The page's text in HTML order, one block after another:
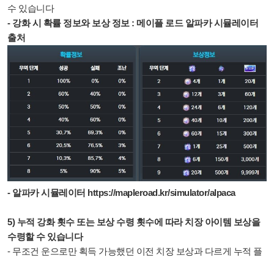
수 있습니다
- 강화 시 확률 정보와 보상 정보 : 메이플 로드 알파카 시뮬레이터
출처
- 알파카 시뮬레이터 https://mapleroad.kr/simulator/alpaca
5) 누적 강화 횟수 또는 보상 수령 횟수에 따라 치장 아이템 보상을
수령할 수 있습니다
- 무조건 운으로만 획득 가능했던 이전 치장 보상과 다르게 누적 플